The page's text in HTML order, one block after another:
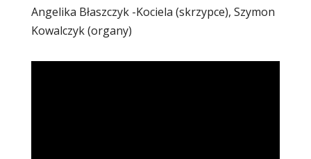
Angelika Błaszczyk -Kociela (skrzypce), Szymon
Kowalczyk (organy)